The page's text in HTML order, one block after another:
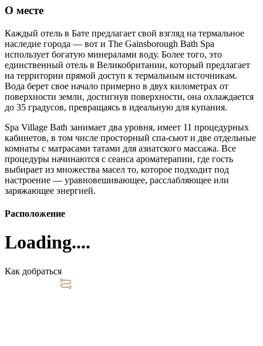
О месте
Каждый отель в Бате предлагает свой взгляд на термальное
наследие города — вот и The Gainsborough Bath Spa
использует богатую минералами воду. Более того, это
единственный отель в Великобритании, который предлагает
на территории прямой доступ к термальным источникам.
Вода берет свое начало примерно в двух километрах от
поверхности земли, достигнув поверхности, она охлаждается
до 35 градусов, превращаясь в идеальную для купания.
Spa Village Bath занимает два уровня, имеет 11 процедурных
кабинетов, в том числе просторный спа-сьют и две отдельные
комнаты с матрасами татами для азиатского массажа. Все
процедуры начинаются с сеанса ароматерапии, где гость
выбирает из множества масел то, которое подходит под
настроение — уравновешивающее, расслабляющее или
заряжающее энергией.
Расположение
Loading....
Как добраться